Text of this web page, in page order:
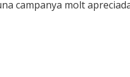
campanya molt